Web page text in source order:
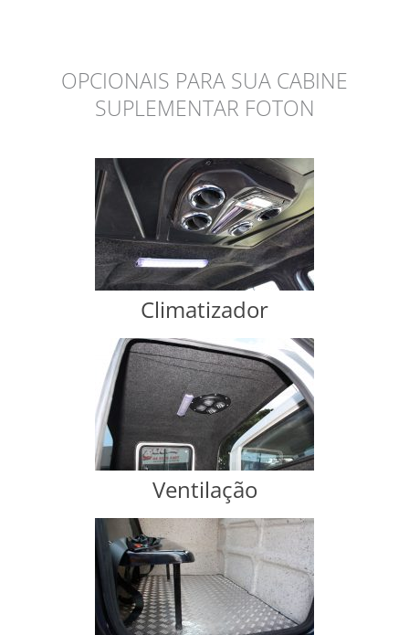
OPCIONAIS PARA SUA CABINE
SUPLEMENTAR FOTON
Climatizador
Ventilação